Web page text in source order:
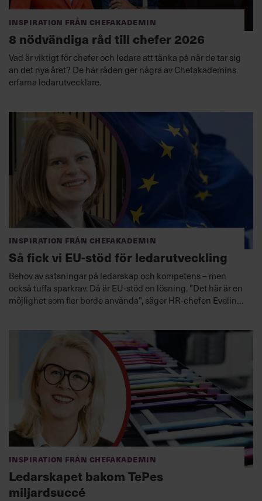
Inspiration från Chefakademin
8 nödvändiga råd till chefer 2026
Vad är viktigt för chefer och ledare att tänka på när de tar sig
an det nya året? De här råden ger några av Chefakademins
erfarna ledarutvecklare.
Inspiration från Chefakademin
Så fick vi EU-stöd för ledarutveckling
Behov av satsningar på ledarskap och kompetens – men
också tuffa sparkrav. Då är EU-stöd en lösning. ”Det här är en
möjlighet som fler borde använda”, säger HR-chefen Eveline
Inspiration från Chefakademin
Ledarskapet bakom TePes
miljardsuccé